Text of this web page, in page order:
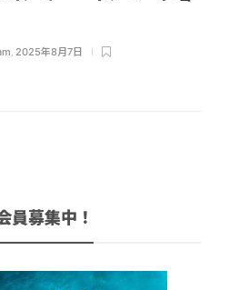
2025年8月7日
員募集中！